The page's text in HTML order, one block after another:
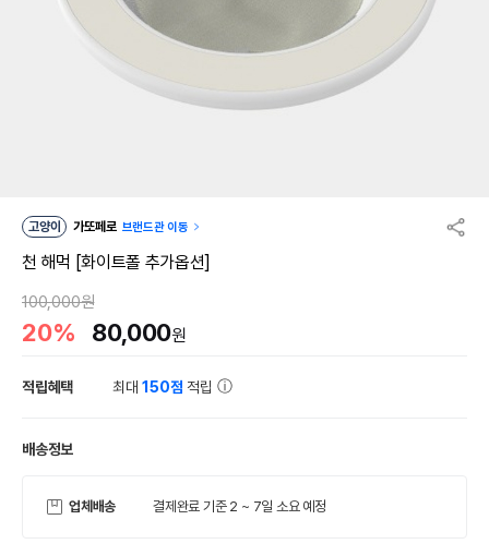
고양이 가또페로 브랜드관 이동
천 해먹 [화이트폴 추가옵션]
100,000원
20% 80,000원
적립혜택 최대150점 적립
배송정보
업체배송 결제완료 기준 2 ~ 7일 소요 예정